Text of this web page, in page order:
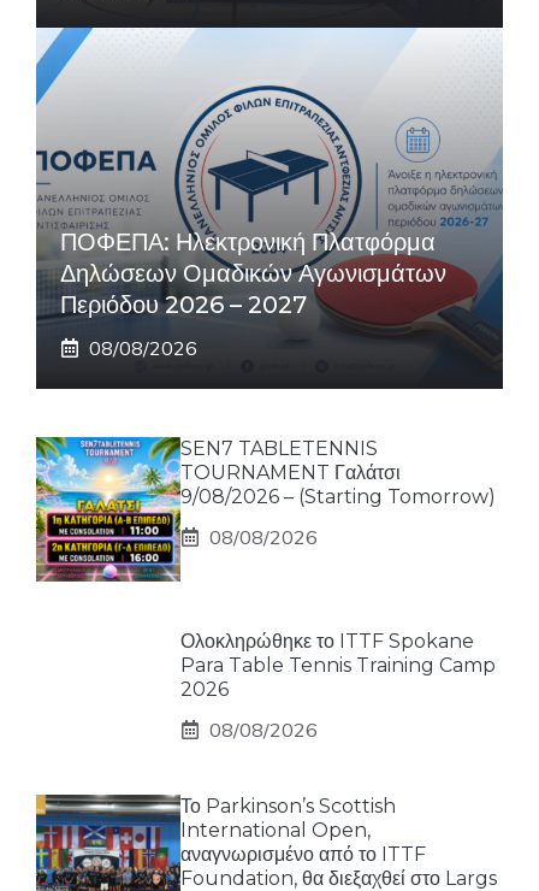
ΠΟΦΕΠΑ: Ηλεκτρονική Πλατφόρμα
Δηλώσεων Ομαδικών Αγωνισμάτων
Περιόδου 2026 – 2027
08/08/2026
SEN7 TABLETENNIS
TOURNAMENT Γαλάτσι
9/08/2026 – (Starting Tomorrow)
08/08/2026
Ολοκληρώθηκε το ITTF Spokane
Para Table Tennis Training Camp
2026
08/08/2026
Το Parkinson’s Scottish
International Open,
αναγνωρισμένο από το ITTF
Foundation, θα διεξαχθεί στο Largs